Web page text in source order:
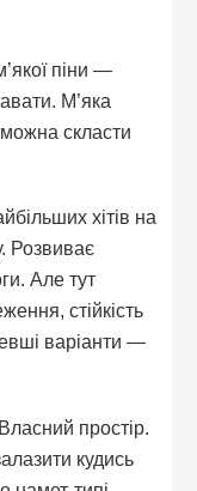
піни —
М’яка
скласти
хітів на
Розвиває
Але тут
стійкість
варіанти —
Власний простір.
кудись